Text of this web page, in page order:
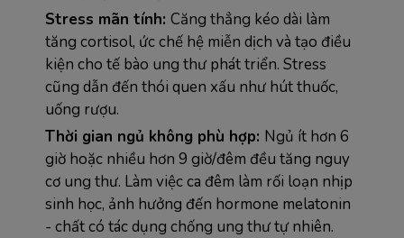
Stress mãn tính: Căng thẳng kéo dài làm
tăng cortisol, ức chế hệ miễn dịch và tạo điều
kiện cho tế bào ung thư phát triển. Stress
cũng dẫn đến thói quen xấu như hút thuốc,
uống rượu.
Thời gian ngủ không phù hợp: Ngủ ít hơn 6
giờ hoặc nhiều hơn 9 giờ/đêm đều tăng nguy
cơ ung thư. Làm việc ca đêm làm rối loạn nhịp
sinh học, ảnh hưởng đến hormone melatonin
- chất có tác dụng chống ung thư tự nhiên.